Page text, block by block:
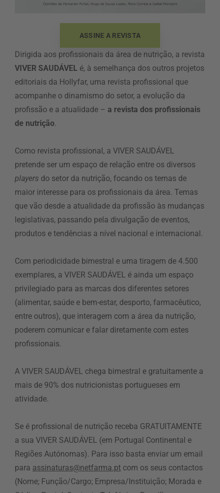
ASSINE A REVISTA
Dirigida aos profissionais da área de nutrição, a revista
VIVER SAUDÁVEL é, à semelhança dos outros projetos
editoriais da Hollyfar, uma revista profissional que
acompanhe o dinamismo do setor, a evolução da
profissão e a atualidade – a revista dos profissionais
de nutrição.
Como revista profissional, a VIVER SAUDÁVEL
pretende ser um espaço de relação entre os diversos
players do setor da nutrição, focando os temas de
maior interesse para os profissionais da área. Temas
que vão desde a atualidade da profissão às mudanças
legislativas, passando pela divulgação de eventos,
produtos e tendências a nível nacional e internacional.
Com periodicidade bimestral e uma tiragem de 4.500
exemplares, a VIVER SAUDÁVEL é ainda um espaço
privilegiado para as marcas dos diferentes setores
(alimentar, saúde e bem-estar, desporto, farmacêutico,
entre outros), que interagem com a área da nutrição,
poderem comunicar e falar diretamente com estes
profissionais.
A VIVER SAUDÁVEL chega bimestral e gratuitamente a
mais de 90% dos nutricionistas portugueses em
atividade.
Se é profissional de nutrição receba GRATUITAMENTE
a sua VIVER SAUDÁVEL (em Portugal Continental e
Regiões Autónomas). Para isso basta enviar um email
para assinaturas@netfarma.pt com os seus contactos
(Nome; Função/Cargo; Empresa/Instituição; Morada e